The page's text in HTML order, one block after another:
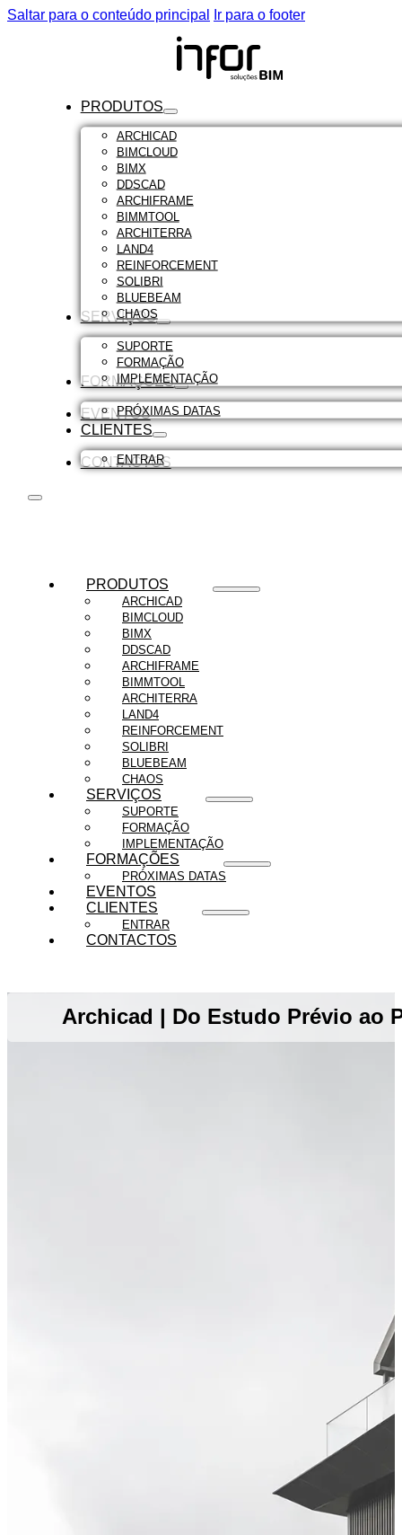
Saltar para o conteúdo principal Ir para o footer
PRODUTOS
ARCHICAD
BIMCLOUD
BIMX
DDSCAD
ARCHIFRAME
BIMMTOOL
ARCHITERRA
LAND4
REINFORCEMENT
SOLIBRI
BLUEBEAM
CHAOS
SERVIÇOS
SUPORTE
FORMAÇÃO
IMPLEMENTAÇÃO
FORMAÇÕES
PRÓXIMAS DATAS
EVENTOS
CLIENTES
ENTRAR
CONTACTOS
PRODUTOS
ARCHICAD
BIMCLOUD
BIMX
DDSCAD
ARCHIFRAME
BIMMTOOL
ARCHITERRA
LAND4
REINFORCEMENT
SOLIBRI
BLUEBEAM
CHAOS
SERVIÇOS
SUPORTE
FORMAÇÃO
IMPLEMENTAÇÃO
FORMAÇÕES
PRÓXIMAS DATAS
EVENTOS
CLIENTES
ENTRAR
CONTACTOS
Archicad | Do Estudo Prévio ao